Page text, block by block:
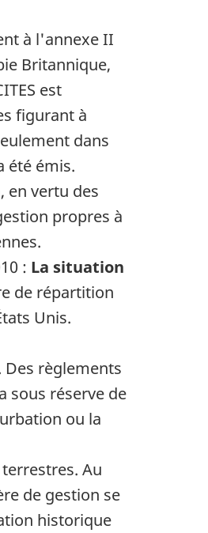
à l'annexe II
Britannique,
est
figurant à
dans
été émis.
en vertu des
propres à
: La situation
de répartition
Unis.
règlements
sous réserve de
ou la
Au
de gestion se
historique